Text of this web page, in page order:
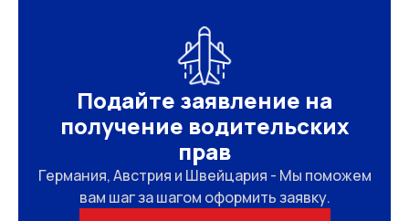
Подайте заявление на
получение водительских
прав
Германия, Австрия и Швейцария - Мы поможем
вам шаг за шагом оформить заявку.